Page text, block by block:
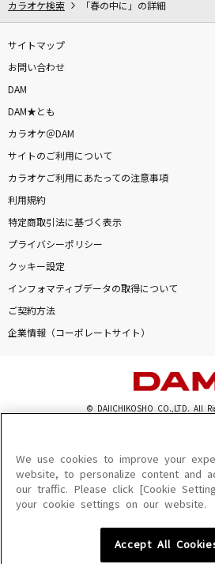
カラオケ検索 「春の中に」の詳細
サイトマップ
お問い合わせ
DAM
DAM★とも
カラオケ＠DAM
サイトのご利用について
カラオケご利用にあたっての注意事項
利用規約
特定商取引法に基づく表示
プライバシーポリシー
クッキー設定
インフォマティブデータの取得について
ご契約方法
企業情報（コーポレートサイト）
© DAIICHIKOSHO CO.,LTD. All
このサイトに掲載されている一切の文章・画像・写
を問わず、著作権法の定める範囲を超えて無断で複
を禁じます。
楽曲及びコンテンツは、機種によりご利用いただけ
楽曲及びコンテンツの配信日、配信内容が変更にな
We use cookies to improve your
website, to personalize content and
our traffic. Please click [Cookie
your cookie settings on our website.
Accept All